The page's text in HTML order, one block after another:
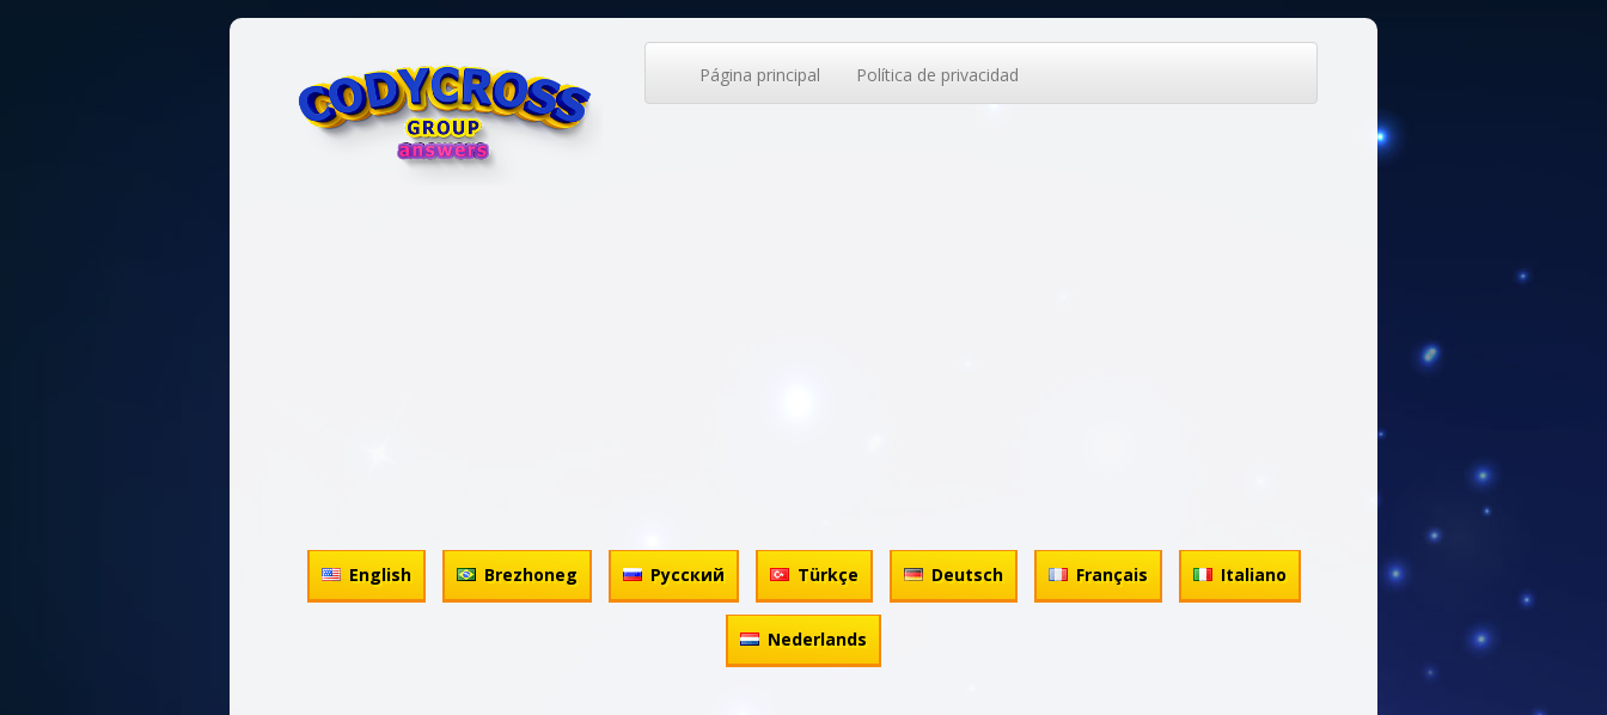
Página principal Política de privacidad
English Brezhoneg Русский Türkçe Deutsch Français Italiano
Nederlands